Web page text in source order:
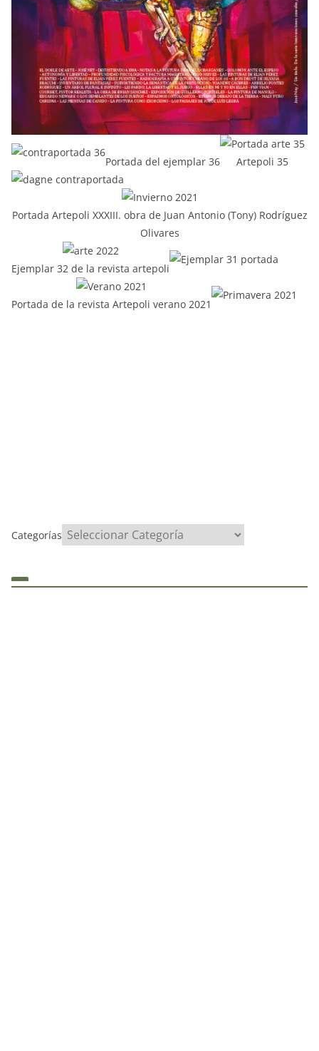
Portada del ejemplar 36 Artepoli 35
Portada Artepoli XXXIII. obra de Juan Antonio (Tony) Rodríguez
Olivares
Ejemplar 32 de la revista artepoli
Portada de la revista Artepoli verano 2021
Categorías